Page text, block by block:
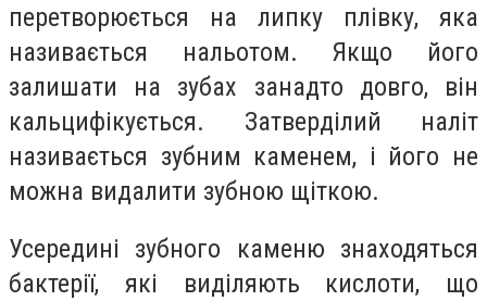
перетворюється на липку плівку, яка
називається нальотом. Якщо його
залишати на зубах занадто довго, він
кальцифікується. Затверділий наліт
називається зубним каменем, і його не
можна видалити зубною щіткою.
Усередині зубного каменю знаходяться
бактерії, які виділяють кислоти, що